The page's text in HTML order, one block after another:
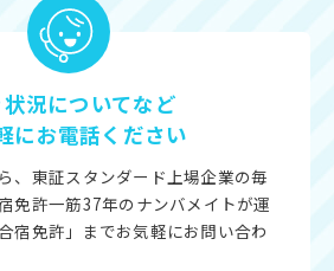
況についてなど
にお電話ください
、東証スタンダード上場企業の毎
免許一筋37年のナンバメイトが運
宿免許」までお気軽にお問い合わ